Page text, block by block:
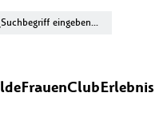
FrauenClubErlebnis